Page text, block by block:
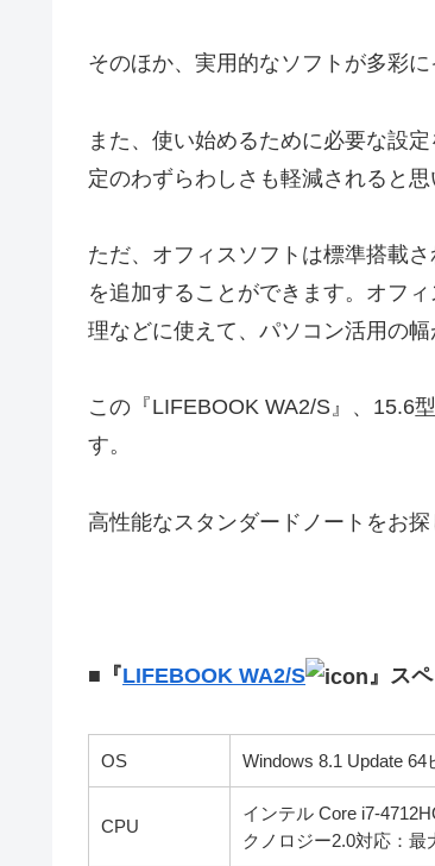
そのほか、実用的なソフトが多彩に
また、使い始めるために必要な設
定のわずらわしさも軽減されると思
ただ、オフィスソフトは標準搭載
を追加することができます。オフ
理などに使えて、パソコン活用の幅
この『LIFEBOOK WA2/S』、15.6
す。
高性能なスタンダードノートをお
■『LIFEBOOK WA2/S 』ス
OS Windows 8.1 Update
CPU
インテル Core i7-
クノロジー2.0対応：最